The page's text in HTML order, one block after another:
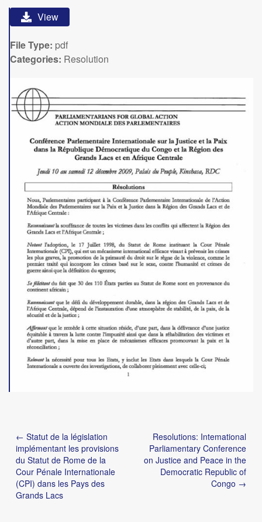
View
File Type: pdf
Categories: Resolution
Post
navigation
← Statut de la législation
implémentant les provisions
du Statut de Rome de la
Cour Pénale Internationale
(CPI) dans les Pays des
Grands Lacs
Resolutions: Intemational
Parliamentary Conference
on Justice and Peace in the
Democratic Republic of
Congo →